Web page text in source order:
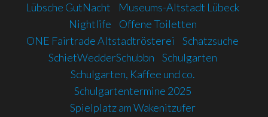
Lübsche GutNacht
Museums-Altstadt Lübeck
Nightlife
Offene Toiletten
ONE Fairtrade Altstadtrösterei
Schatzsuche
SchietWedderSchubbn
Schulgarten
Schulgarten, Kaffee und co.
Schulgartentermine 2025
Spielplatz am Wakenitzufer